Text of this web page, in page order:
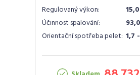
Regulovaný výkon:
Účinnost spalování:
Orientační spotřeba pelet: 1,7